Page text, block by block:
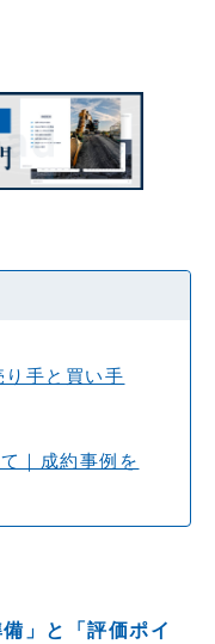
手と買い手
｜成約事例を
」と「評価ポイ